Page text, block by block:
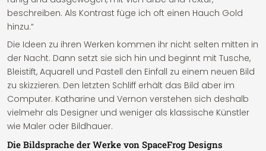
beschreiben. Als Kontrast füge ich oft einen Hauch Gold
hinzu.“
Die Ideen zu ihren Werken kommen ihr nicht selten mitten in
der Nacht. Dann setzt sie sich hin und beginnt mit Tusche,
Bleistift, Aquarell und Pastell den Einfall zu einem neuen Bild
zu skizzieren. Den letzten Schliff erhält das Bild aber im
Computer. Katharine und Vernon verstehen sich deshalb
vielmehr als Designer und weniger als klassische Künstler
wie Maler oder Bildhauer.
Die Bildsprache der Werke von SpaceFrog Designs